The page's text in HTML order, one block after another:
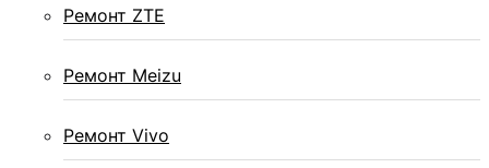
Ремонт ZTE
Ремонт Meizu
Ремонт Vivo